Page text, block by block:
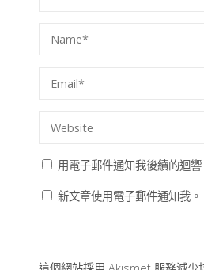
用電子郵件通知我後續的迴響
新文章使用電子郵件通知我。